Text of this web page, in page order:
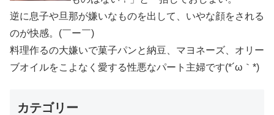
逆に息子や旦那が嫌いなものを出して、いやな顔をされる
のが快感。(￣ー￣)
料理作るの大嫌いで菓子パンと納豆、マヨネーズ、オリー
ブオイルをこよなく愛する性悪なパート主婦です(*´ω｀*)
カテゴリー